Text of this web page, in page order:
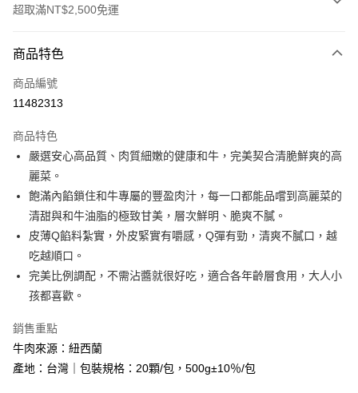
超取滿NT$2,500免運
信用卡一次付款
LINE Pay
街口支付
悠遊付
Google Pay
大哥付你分期
相關說明
【大哥付你分期使用說明】
1.本服務由台灣大哥大提供，台灣大哥大用戶可立即使用無須另外申請。
流程，驗證手機門號後，選擇欲分期的期數、繳款截止日，確認付款後即完
成交易。
3.實際核准額度、可分期數及費用金額請依後續交易確認頁面所載為準。
4.訂單成立30分鐘內，如未前往確認交易或遇審核未通過，訂單將自動取
AFTEE先享後付
【關於「AFTEE先享後付」】
AFTEE先享後付是「在收到商品之後才付款」的支付方式。 讓您購物簡單
便利好安心！
１．簡單：不需註冊會員、不需綁卡、不需儲值。
貨到付款
商品特色
商品編號
11482313
商品特色
嚴選安心高品質、肉質細嫩的健康和牛，完美契合清脆鮮爽的高
麗菜。
飽滿內餡鎖住和牛專屬的豐盈肉汁，每一口都能品嚐到高麗菜的
清甜與和牛油脂的極致甘美，層次鮮明、脆爽不膩。
皮薄Q餡料紮實，外皮緊實有嚼感，Q彈有勁，清爽不膩口，越
吃越順口。
完美比例調配，不需沾醬就很好吃，適合各年齡層食用，大人小
孩都喜歡。
銷售重點
牛肉來源：紐西蘭
產地：台灣｜包裝規格：20顆/包，500g±10％/包